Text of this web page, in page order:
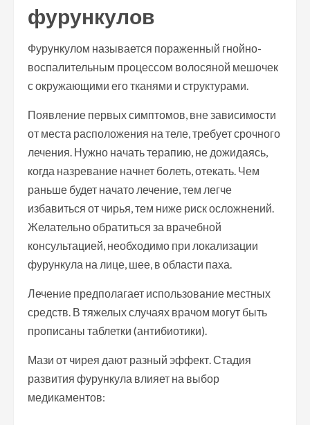
фурункулов
Фурункулом называется пораженный гнойно-
воспалительным процессом волосяной мешочек
с окружающими его тканями и структурами.
Появление первых симптомов, вне зависимости
от места расположения на теле, требует срочного
лечения. Нужно начать терапию, не дожидаясь,
когда назревание начнет болеть, отекать. Чем
раньше будет начато лечение, тем легче
избавиться от чирья, тем ниже риск осложнений.
Желательно обратиться за врачебной
консультацией, необходимо при локализации
фурункула на лице, шее, в области паха.
Лечение предполагает использование местных
средств. В тяжелых случаях врачом могут быть
прописаны таблетки (антибиотики).
Мази от чирея дают разный эффект. Стадия
развития фурункула влияет на выбор
медикаментов: